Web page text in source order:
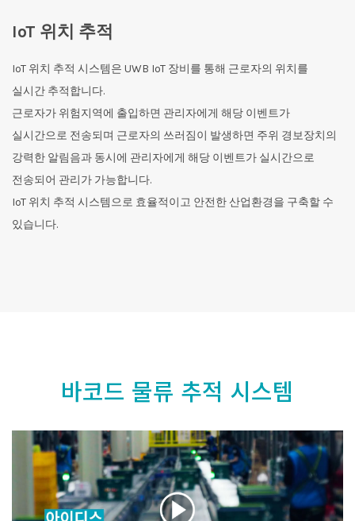
IoT 위치 추적
IoT 위치 추적 시스템은 UWB IoT 장비를 통해 근로자의 위치를
실시간 추적합니다.
근로자가 위험지역에 출입하면 관리자에게 해당 이벤트가
실시간으로 전송되며 근로자의 쓰러짐이 발생하면 주위 경보장치의
강력한 알림음과 동시에 관리자에게 해당 이벤트가 실시간으로
전송되어 관리가 가능합니다.
IoT 위치 추적 시스템으로 효율적이고 안전한 산업환경을 구축할 수
있습니다.
바코드 물류 추적 시스템